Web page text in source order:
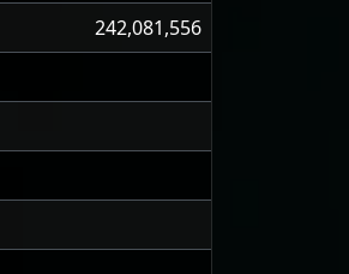
242,081,556